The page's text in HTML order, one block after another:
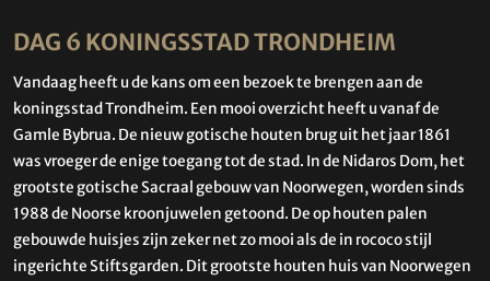
DAG 6 KONINGSSTAD TRONDHEIM
Vandaag heeft u de kans om een bezoek te brengen aan de
koningsstad Trondheim. Een mooi overzicht heeft u vanaf de
Gamle Bybrua. De nieuw gotische houten brug uit het jaar 1861
was vroeger de enige toegang tot de stad. In de Nidaros Dom, het
grootste gotische Sacraal gebouw van Noorwegen, worden sinds
1988 de Noorse kroonjuwelen getoond. De op houten palen
gebouwde huisjes zijn zeker net zo mooi als de in rococo stijl
ingerichte Stiftsgarden. Dit grootste houten huis van Noorwegen